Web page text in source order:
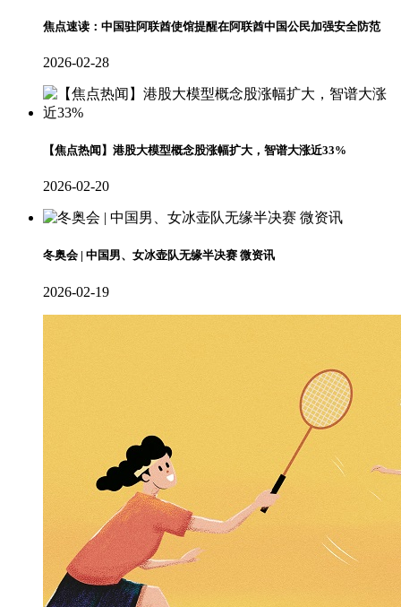
焦点速读：中国驻阿联酋使馆提醒在阿联酋中国公民加强安全防范
2026-02-28
【焦点热闻】港股大模型概念股涨幅扩大，智谱大涨近33%
2026-02-20
冬奥会 | 中国男、女冰壶队无缘半决赛 微资讯
2026-02-19